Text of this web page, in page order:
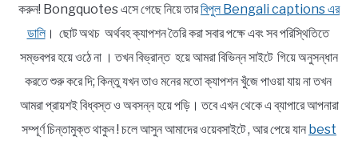
করুন! Bongquotes এসে গেছে নিয়ে তারবিপুল Bengali captions এর
ডালি। ছোট অথচ অর্থবহ ক্যাপশন তৈরি করা সবার পক্ষে এবং সব পরিস্থিতিতে
সম্ভবপর হয়ে ওঠে না । তখন বিভ্রান্ত হয়ে আমরা বিভিন্ন সাইটে গিয়ে অনুসন্ধান
করতে শুরু করে দি; কিন্তু যখন তাও মনের মতো ক্যাপশন খুঁজে পাওয়া যায় না তখন
আমরা প্রায়শই বিধ্বস্ত ও অবসন্ন হয়ে পড়ি। তবে এখন থেকে এ ব্যাপারে আপনারা
সম্পূর্ণ চিন্তামুক্ত থাকুন ! চলে আসুন আমাদের ওয়েবসাইটে , আর পেয়ে যান best